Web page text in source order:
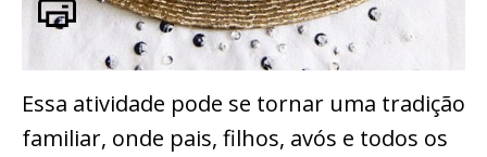
Essa atividade pode se tornar uma tradição
familiar, onde pais, filhos, avós e todos os